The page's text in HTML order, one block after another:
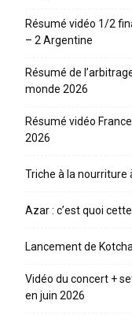
Résumé vidéo 1/2
– 2 Argentine
Résumé de
monde 2026
Résumé vidéo
2026
Triche à la nourriture
Azar : c’est quoi
Lancement de
Vidéo du concert +
en juin 2026